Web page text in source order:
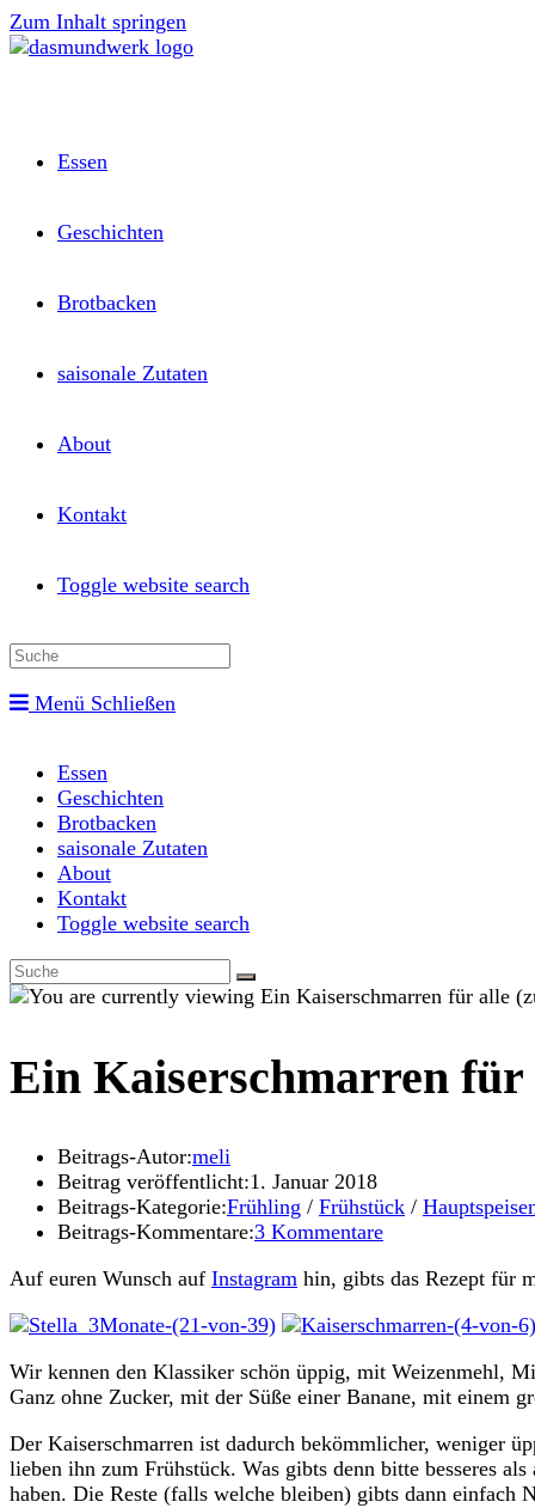
Zum Inhalt springen
Essen
Geschichten
Brotbacken
saisonale Zutaten
About
Kontakt
Toggle website search
Menü Schließen
Essen
Geschichten
Brotbacken
saisonale Zutaten
About
Kontakt
Toggle website search
Ein Kaiserschmarren
Beitrags-Autor:meli
Beitrag veröffentlicht:1. Januar 2018
Beitrags-Kategorie:Frühling / Frühstück /
Beitrags-Kommentare:3 Kommentare
Auf euren Wunsch auf Instagram hin, gibts das Rezept für
Wir kennen den Klassiker schön üppig, mit Weizenmehl,
Ganz ohne Zucker, mit der Süße einer Banane, mit einem
Der Kaiserschmarren ist dadurch bekömmlicher, weniger
lieben ihn zum Frühstück. Was gibts denn bitte besseres
haben. Die Reste (falls welche bleiben) gibts dann einfach